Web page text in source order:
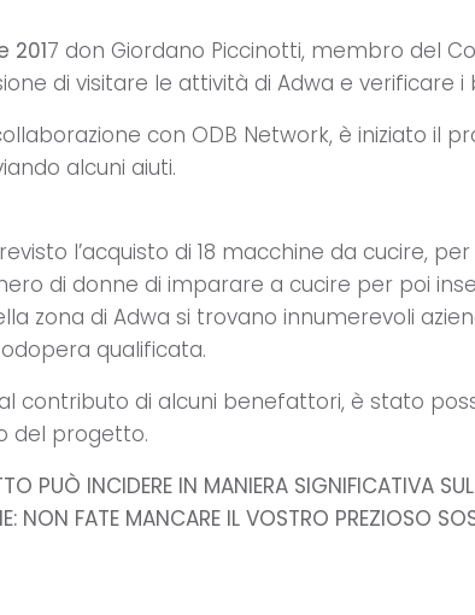
2017 don Giordano Piccinotti, membro del
di visitare le attività di Adwa e verificare i
con ODB Network, è iniziato il
alcuni aiuti.
l’acquisto di 18 macchine da cucire,
di donne di imparare a cucire per poi
zona di Adwa si trovano innumerevoli
qualificata.
contributo di alcuni benefattori, è stato
del progetto.
PUÒ INCIDERE IN MANIERA SIGNIFICATIVA
NON FATE MANCARE IL VOSTRO PREZIOSO